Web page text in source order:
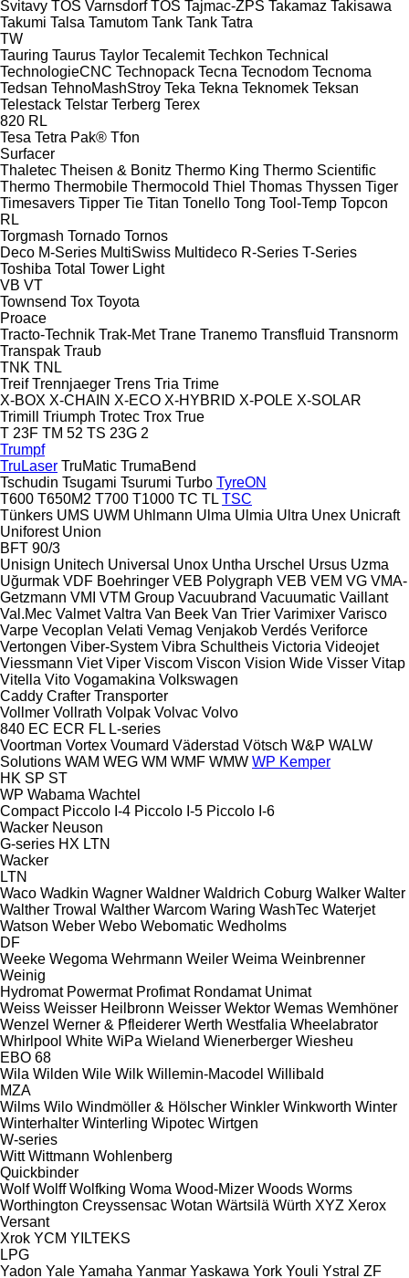
Svitavy TOS Varnsdorf TOS Tajmac-ZPS Takamaz Takisawa
Takumi Talsa Tamutom Tank Tank Tatra
TW
Tauring Taurus Taylor Tecalemit Techkon Technical
TechnologieCNC Technopack Tecna Tecnodom Tecnoma
Tedsan TehnoMashStroy Teka Tekna Teknomek Teksan
Telestack Telstar Terberg Terex
820 RL
Tesa Tetra Pak® Tfon
Surfacer
Thaletec Theisen & Bonitz Thermo King Thermo Scientific
Thermo Thermobile Thermocold Thiel Thomas Thyssen Tiger
Timesavers Tipper Tie Titan Tonello Tong Tool-Temp Topcon
RL
Torgmash Tornado Tornos
Deco M-Series MultiSwiss Multideco R-Series T-Series
Toshiba Total Tower Light
VB VT
Townsend Tox Toyota
Proace
Tracto-Technik Trak-Met Trane Tranemo Transfluid Transnorm
Transpak Traub
TNK TNL
Treif Trennjaeger Trens Tria Trime
X-BOX X-CHAIN X-ECO X-HYBRID X-POLE X-SOLAR
Trimill
Triumph Trotec Trox True
T 23F TM 52 TS 23G 2
Trumpf
TruLaser TruMatic TrumaBend
Tschudin Tsugami Tsurumi Turbo TyreON
T600 T650M2 T700 T1000 TC TL TSC
Tünkers UMS UWM Uhlmann Ulma Ulmia Ultra Unex Unicraft
Uniforest Union
BFT 90/3
Unisign Unitech Universal Unox Untha Urschel Ursus Uzma
Uğurmak VDF Boehringer VEB Polygraph VEB VEM VG VMA-
Getzmann VMI VTM Group Vacuubrand Vacuumatic Vaillant
Val.Mec Valmet Valtra Van Beek Van Trier Varimixer Varisco
Varpe Vecoplan Velati Vemag Venjakob Verdés Veriforce
Vertongen Viber-System Vibra Schultheis Victoria Videojet
Viessmann Viet Viper Viscom Viscon Vision Wide Visser Vitap
Vitella Vito Vogamakina Volkswagen
Caddy Crafter Transporter
Vollmer Vollrath Volpak Volvac Volvo
840 EC ECR FL L-series
Voortman Vortex Voumard Väderstad Vötsch W&P WALW
Solutions WAM WEG WM WMF WMW WP Kemper
HK SP ST
WP Wabama Wachtel
Compact Piccolo I-4 Piccolo I-5 Piccolo I-6
Wacker Neuson
G-series HX LTN
Wacker
LTN
Waco Wadkin Wagner Waldner Waldrich Coburg Walker Walter
Walther Trowal Walther Warcom Waring WashTec Waterjet
Watson Weber Webo Webomatic Wedholms
DF
Weeke Wegoma Wehrmann Weiler Weima Weinbrenner
Weinig
Hydromat Powermat Profimat Rondamat Unimat
Weiss Weisser Heilbronn Weisser Wektor Wemas Wemhöner
Wenzel Werner & Pfleiderer Werth Westfalia Wheelabrator
Whirlpool White WiPa Wieland Wienerberger Wiesheu
EBO 68
Wila Wilden Wile Wilk Willemin-Macodel Willibald
MZA
Wilms Wilo Windmöller & Hölscher Winkler Winkworth Winter
Winterhalter Winterling Wipotec Wirtgen
W-series
Witt Wittmann Wohlenberg
Quickbinder
Wolf Wolff Wolfking Woma Wood-Mizer Woods Worms
Worthington Creyssensac Wotan Wärtsilä Würth XYZ Xerox
Versant
Xrok YCM YILTEKS
LPG
Yadon Yale Yamaha Yanmar Yaskawa York Youli Ystral ZF